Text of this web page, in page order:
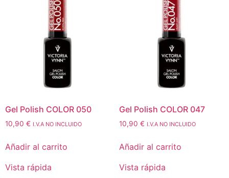
Gel Polish COLOR 050
10,90 € I.V.A NO INCLUIDO
Añadir al carrito
Vista rápida
Gel Polish COLOR 047
10,90 € I.V.A NO INCLUIDO
Añadir al carrito
Vista rápida